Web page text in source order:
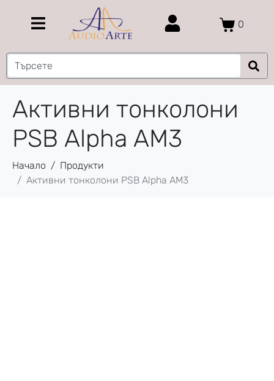
0
Активни тонколони
PSB Alpha AM3
Начало
Продукти
Активни тонколони PSB Alpha AM3